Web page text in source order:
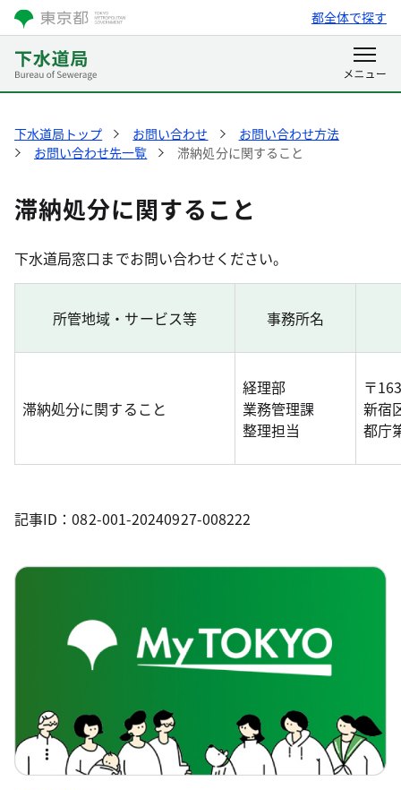
都全体で探す
下水道局トップ お問い合わせ
お問い合わせ方法
お問い合わせ先一覧
滞納処分に関すること
滞納処分に関すること
下水道局窓口までお問い合わせください。
所管地域・サービス等 事務所名
滞納処分に関すること
経理部
業務管理課
整理担当
〒
新宿
都庁
記事ID：082-001-20240927-008222